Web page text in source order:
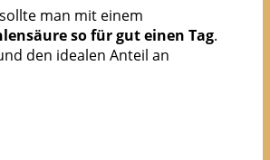
man mit einem
so für gut einen Tag.
den idealen Anteil an